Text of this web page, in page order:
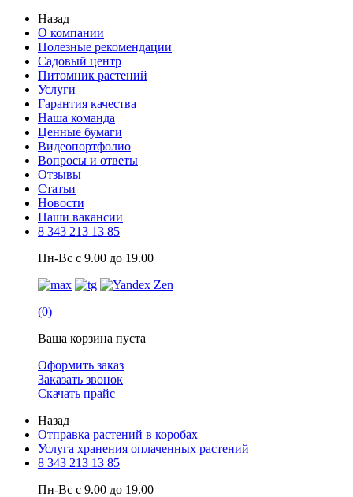
Назад
О компании
Полезные рекомендации
Садовый центр
Питомник растений
Услуги
Гарантия качества
Наша команда
Ценные бумаги
Видеопортфолио
Вопросы и ответы
Отзывы
Статьи
Новости
Наши вакансии
8 343 213 13 85
Пн-Вс с 9.00 до 19.00
(0)
Ваша корзина пуста
Оформить заказ
Заказать звонок
Скачать прайс
Назад
Отправка растений в коробах
Услуга хранения оплаченных растений
8 343 213 13 85
Пн-Вс с 9.00 до 19.00